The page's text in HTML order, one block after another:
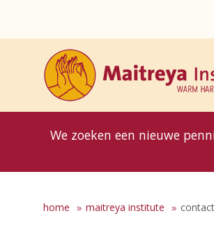
We zoeken een nieuwe
home maitreya institute contact